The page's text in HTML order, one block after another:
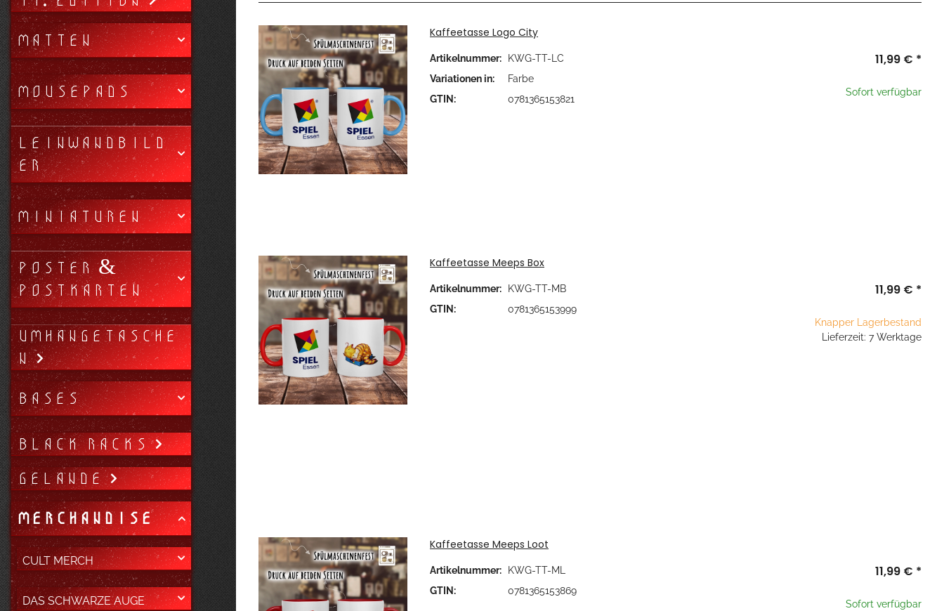
Kaffeetasse Logo City
Artikelnummer:
KWG-TT-LC
Variationen in:
Farbe
GTIN:
0781365153821
11,99 € *
Sofort verfügbar
Kaffeetasse Meeps Box
Artikelnummer:
KWG-TT-MB
GTIN:
0781365153999
11,99 € *
Knapper Lagerbestand
Lieferzeit: 7 Werktage
Kaffeetasse Meeps Loot
Artikelnummer:
KWG-TT-ML
GTIN:
0781365153869
11,99 € *
Sofort verfügbar
MATTEN
MOUSEPADS
LEINWANDBILD
ER
MINIATUREN
POSTER &
POSTKARTEN
UMHÄNGETASCHE
N
BASES
BLACK RACKS
GELÄNDE
MERCHANDISE
CULT MERCH
DAS SCHWARZE AUGE